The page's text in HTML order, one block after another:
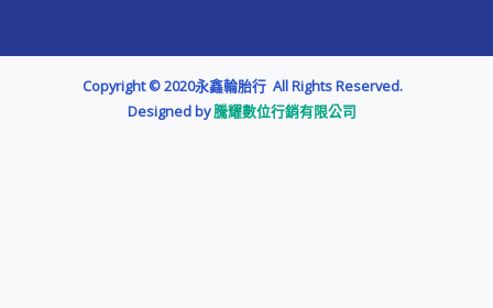
Copyright © 2020永鑫輪胎行 All Rights Reserved.
Designed by​ 騰耀數位行銷有限公司